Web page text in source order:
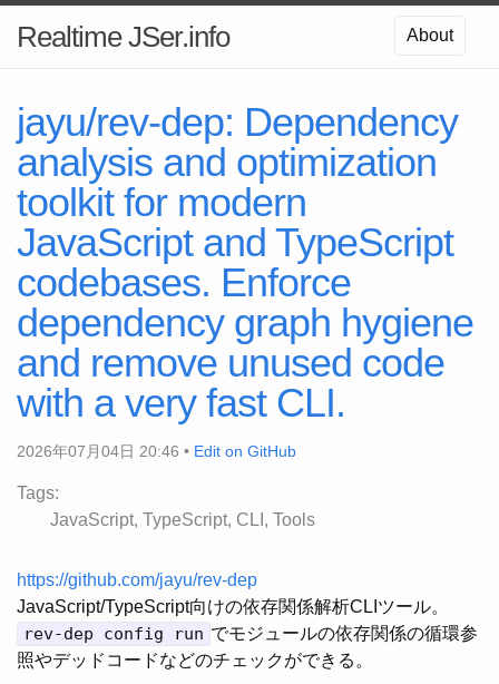
Realtime JSer.info About
jayu/rev-dep: Dependency
analysis and optimization
toolkit for modern
JavaScript and TypeScript
codebases. Enforce
dependency graph hygiene
and remove unused code
with a very fast CLI.
2026年07月04日 20:46 • Edit on GitHub
Tags:
JavaScript TypeScript CLI Tools
https://github.com/jayu/rev-dep
JavaScript/TypeScript向けの依存関係解析CLIツール。
rev-dep config run でモジュールの依存関係の循環参
照やデッドコードなどのチェックができる。